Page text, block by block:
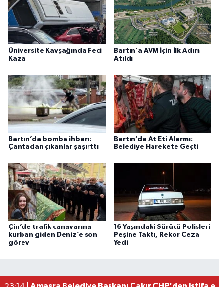
Üniversite Kavşağında Feci
Kaza
Bartın'a AVM İçin İlk Adım
Atıldı
Bartın’da bomba ihbarı:
Çantadan çıkanlar şaşırttı
Bartın’da At Eti Alarmı:
Belediye Harekete Geçti
Çin’de trafik canavarına
kurban giden Deniz’e son
görev
16 Yaşındaki Sürücü Polisleri
Peşine Taktı, Rekor Ceza
Yedi